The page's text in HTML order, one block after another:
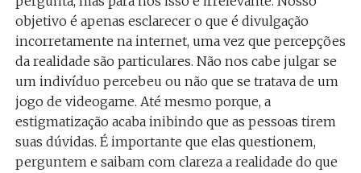
objetivo é apenas esclarecer o que é divulgação
incorretamente na internet, uma vez que percepções
da realidade são particulares. Não nos cabe julgar se
um indivíduo percebeu ou não que se tratava de um
jogo de videogame. Até mesmo porque, a
estigmatização acaba inibindo que as pessoas tirem
suas dúvidas. É importante que elas questionem,
perguntem e saibam com clareza a realidade do que